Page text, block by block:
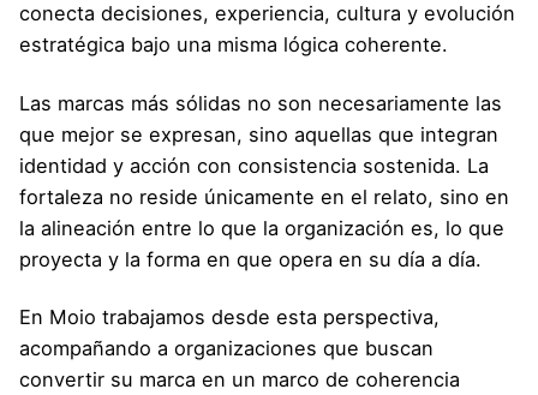
conecta decisiones, experiencia, cultura y evolución
estratégica bajo una misma lógica coherente.
Las marcas más sólidas no son necesariamente las
que mejor se expresan, sino aquellas que integran
identidad y acción con consistencia sostenida. La
fortaleza no reside únicamente en el relato, sino en
la alineación entre lo que la organización es, lo que
proyecta y la forma en que opera en su día a día.
En Moio trabajamos desde esta perspectiva,
acompañando a organizaciones que buscan
convertir su marca en un marco de coherencia